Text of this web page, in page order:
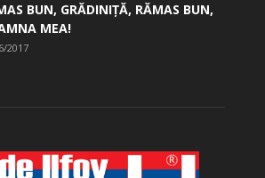
BUN, GRĂDINIŢĂ, ­RĂMAS BUN,
MEA!
2017